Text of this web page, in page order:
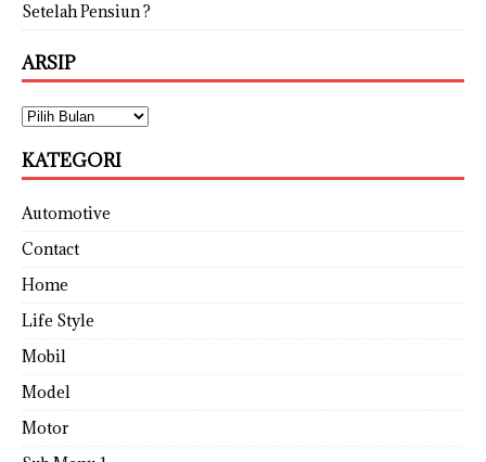
Setelah Pensiun ?
ARSIP
KATEGORI
Automotive
Contact
Home
Life Style
Mobil
Model
Motor